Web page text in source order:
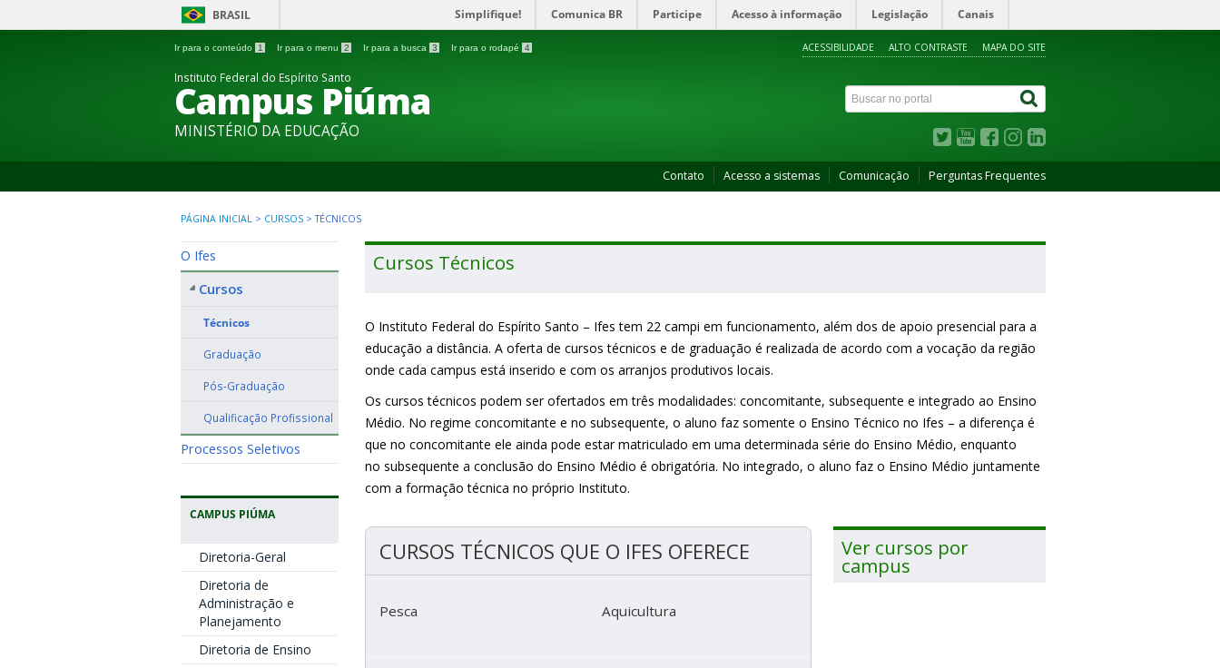
BRASIL Simplifique! Comunica BR Participe Acesso à informação Legislação Canais
Ir para o conteúdo 1 Ir para o menu 2 Ir para a busca 3 Ir para o rodapé 4 ACESSIBILIDADE ALTO CONTRASTE MAPA DO SITE
Instituto Federal do Espírito Santo
Campus Piúma
MINISTÉRIO DA EDUCAÇÃO
Contato Acesso a sistemas Comunicação Perguntas Frequentes
PÁGINA INICIAL > CURSOS >TÉCNICOS
O Ifes
Cursos
Técnicos
Graduação
Pós-Graduação
Qualificação Profissional
Processos Seletivos
CAMPUS PIÚMA
Diretoria-Geral
Diretoria de
Administração e
Planejamento
Diretoria de Ensino
Cursos Técnicos
O Instituto Federal do Espírito Santo – Ifes tem 22 campi em funcionamento, além dos de apoio presencial para a
educação a distância. A oferta de cursos técnicos e de graduação é realizada de acordo com a vocação da região
onde cada campus está inserido e com os arranjos produtivos locais.
Os cursos técnicos podem ser ofertados em três modalidades: concomitante, subsequente e integrado ao Ensino
Médio. No regime concomitante e no subsequente, o aluno faz somente o Ensino Técnico no Ifes – a diferença é
que no concomitante ele ainda pode estar matriculado em uma determinada série do Ensino Médio, enquanto
no subsequente a conclusão do Ensino Médio é obrigatória. No integrado, o aluno faz o Ensino Médio juntamente
com a formação técnica no próprio Instituto.
CURSOS TÉCNICOS QUE O IFES OFERECE
Pesca Aquicultura
Ver cursos por
campus